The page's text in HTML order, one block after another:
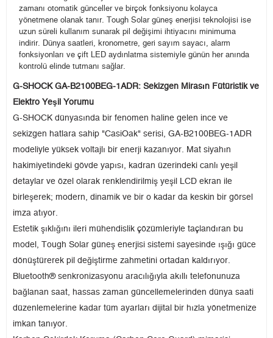
zamanı otomatik günceller ve birçok fonksiyonu kolayca
yönetmene olanak tanır. Tough Solar güneş enerjisi teknolojisi ise
uzun süreli kullanım sunarak pil değişimi ihtiyacını minimuma
indirir. Dünya saatleri, kronometre, geri sayım sayacı, alarm
fonksiyonları ve çift LED aydınlatma sistemiyle günün her anında
kontrolü elinde tutmanı sağlar.
G-SHOCK GA-B2100BEG-1ADR: Sekizgen Mirasın Fütüristik ve
Elektro Yeşil Yorumu
G-SHOCK dünyasında bir fenomen haline gelen ince ve
sekizgen hatlara sahip "CasiOak" serisi, GA-B2100BEG-1ADR
modeliyle yüksek voltajlı bir enerji kazanıyor. Mat siyahın
hakimiyetindeki gövde yapısı, kadran üzerindeki canlı yeşil
detaylar ve özel olarak renklendirilmiş yeşil LCD ekran ile
birleşerek; modern, dinamik ve bir o kadar da keskin bir görsel
imza atıyor.
Estetik şıklığını ileri mühendislik çözümleriyle taçlandıran bu
model, Tough Solar güneş enerjisi sistemi sayesinde ışığı güce
dönüştürerek pil değiştirme zahmetini ortadan kaldırıyor.
Bluetooth® senkronizasyonu aracılığıyla akıllı telefonunuza
bağlanan saat, hassas zaman güncellemelerinden dünya saati
düzenlemelerine kadar tüm ayarları dijital bir hızla yönetmenize
imkan tanıyor.